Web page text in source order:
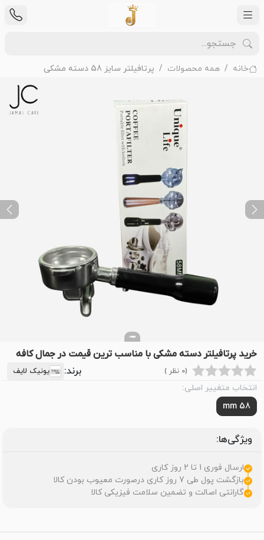
خانه همه محصولات پرتافیلتر سایز 58 دسته مشکی
Previous
خرید پرتافیلتر دسته مشکی با مناسب ترین قیمت در جمال کافه
(0 نظر ) برند: یونیک لایف
انتخاب متغییر اصلی:
58 mm
ویژگی‌ها:
ارسال فوری 1 تا 2 روز کاری
بازگشت پول طی 7 روز کاری درصورت معیوب بودن کالا
گارانتی اصالت و تضمین سلامت فیزیکی کالا